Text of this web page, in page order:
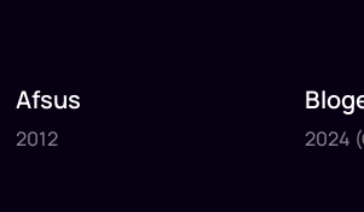
2012
1x80
Afsus
2012
1x35
2024